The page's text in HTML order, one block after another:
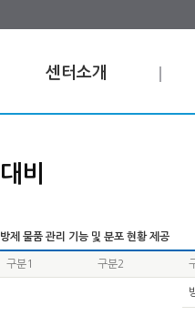
센터소개
대비
방제 물품 관리 기능 및 분포 현황 제공
구분1 구분2